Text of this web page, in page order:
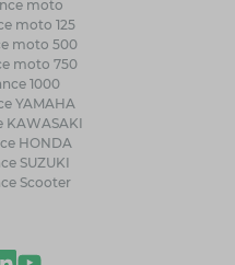
moto
moto 125
moto 500
moto 750
1000
YAMAHA
KAWASAKI
HONDA
SUZUKI
Scooter